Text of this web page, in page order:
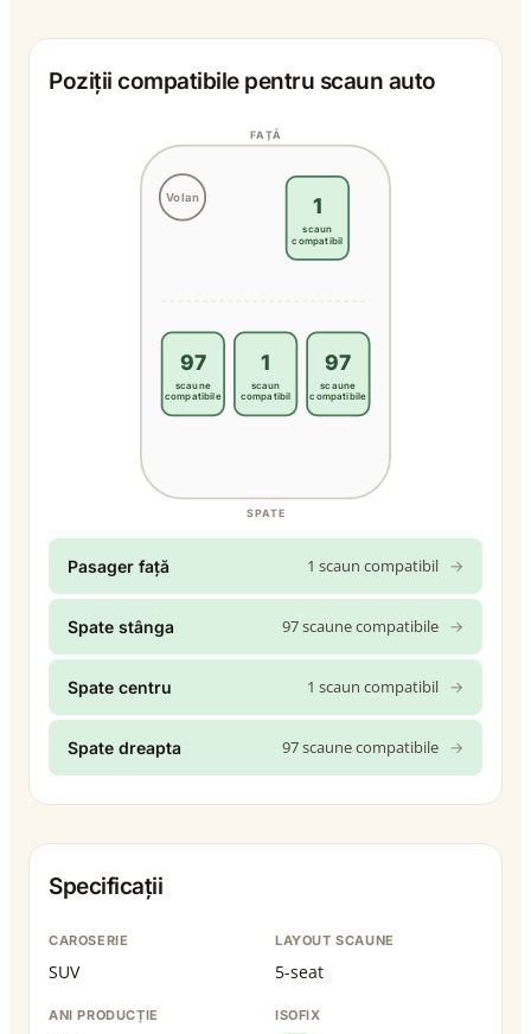
Poziții compatibile pentru scaun auto
Volan
FAȚĂ
SPATE
1
scaun
compatibil
97
scaune
compatibile
1
scaun
compatibil
97
scaune
compatibile
Pasager față 1 scaun compatibil →
Spate stânga 97 scaune compatibile →
Spate centru 1 scaun compatibil →
Spate dreapta 97 scaune compatibile →
Specificații
CAROSERIE
SUV
LAYOUT SCAUNE
5-seat
ANI PRODUCȚIE ISOFIX